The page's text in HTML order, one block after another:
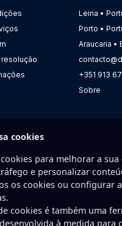
Leiria •
Porto •
Araucaria •
+351 913
Sobre
cookies
para melhorar a sua
e personalizar
os cookies ou configurar
cookies é também uma
à medida para